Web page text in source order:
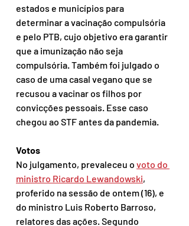
estados e municípios para
determinar a vacinação compulsória
e pelo PTB, cujo objetivo era garantir
que a imunização não seja
compulsória. Também foi julgado o
caso de uma casal vegano que se
recusou a vacinar os filhos por
convicções pessoais. Esse caso
chegou ao STF antes da pandemia.
Votos
No julgamento, prevaleceu o voto do
ministro Ricardo Lewandowski,
proferido na sessão de ontem (16), e
do ministro Luis Roberto Barroso,
relatores das ações. Segundo